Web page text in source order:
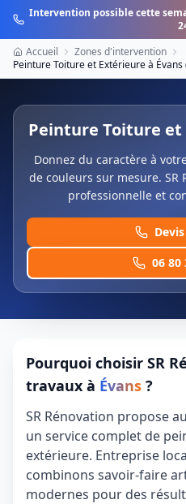
Intervention possible cette
Accueil
Zones d'intervention
Peinture Toiture et Extérieureà Évans
Peinture Toiture
Donnez du caractère à
de couleurs sur mesure. SR
professionnelle et
06 80
Pourquoi choisir SR
travaux à Évans ?
SR Rénovation propose
un service complet de
extérieure. Entreprise
combinons savoir-faire
modernes pour des